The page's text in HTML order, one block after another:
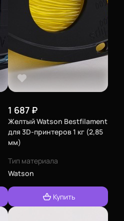
1 687 ₽
Желтый Watson Bestfilament
для 3D-принтеров 1 кг (2,85
мм)
Тип материала
Watson
Купить